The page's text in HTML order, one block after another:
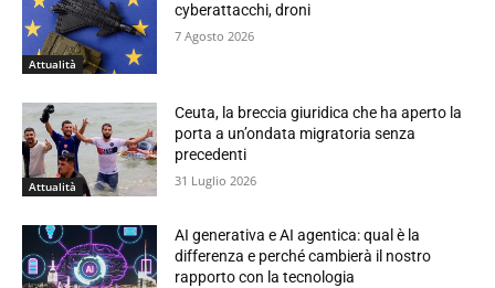
Attualità
cyberattacchi, droni
7 Agosto 2026
Attualità
Ceuta, la breccia giuridica che ha aperto la
porta a un’ondata migratoria senza
precedenti
31 Luglio 2026
AI generativa e AI agentica: qual è la
differenza e perché cambierà il nostro
rapporto con la tecnologia